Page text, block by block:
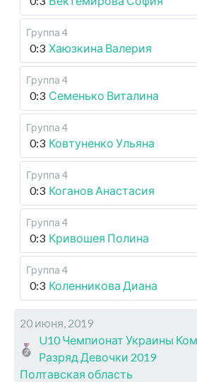
Группа 4
0:3 Хаюзкина Валерия
Группа 4
0:3 Семенько Виталина
Группа 4
0:3 Ковтуненко Ульяна
Группа 4
0:3 Коганов Анастасия
Группа 4
0:3 Кривошея Полина
Группа 4
0:3 Коленникова Диана
20 июня, 2019
U10 Чемпионат Украины
Разряд Девочки 2019
Полтавская область